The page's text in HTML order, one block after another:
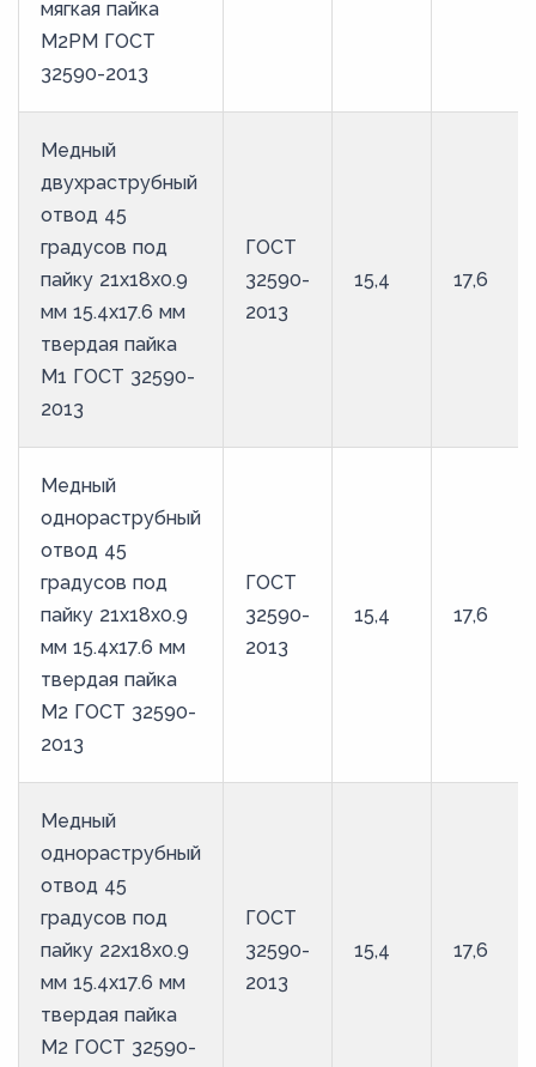
мягкая пайка
М2РМ ГОСТ
32590-2013
Медный
двухраструбный
отвод 45
градусов под
пайку 21х18х0.9
мм 15.4х17.6 мм
твердая пайка
М1 ГОСТ 32590-
2013
ГОСТ
32590-
2013
15,4 17,6
Медный
однораструбный
отвод 45
градусов под
пайку 21х18х0.9
мм 15.4х17.6 мм
твердая пайка
М2 ГОСТ 32590-
2013
ГОСТ
32590-
2013
15,4 17,6
Медный
однораструбный
отвод 45
градусов под
пайку 22х18х0.9
мм 15.4х17.6 мм
твердая пайка
М2 ГОСТ 32590-
ГОСТ
32590-
2013
15,4 17,6